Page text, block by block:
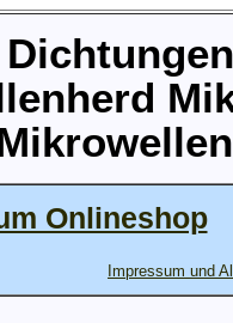
Onlineshop
Impressum und